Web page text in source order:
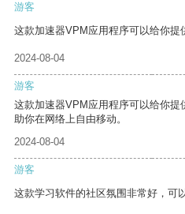
游客
这款加速器VPM应用程序可以给你提
2024-08-04
游客
这款加速器VPM应用程序可以给你
助你在网络上自由移动。
2024-08-04
游客
这款学习软件的社区氛围非常好，可